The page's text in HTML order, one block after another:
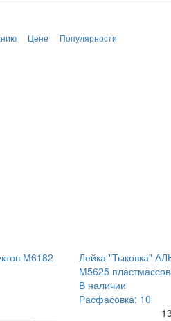
Цене Популярности
М6182
Лейка "Тыковка"
М5625
В наличии
Расфасовка: 10